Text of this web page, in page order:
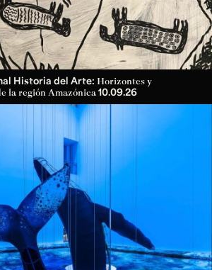
Historia del Arte: Horizontes y
la región Amazónica 10.09.26